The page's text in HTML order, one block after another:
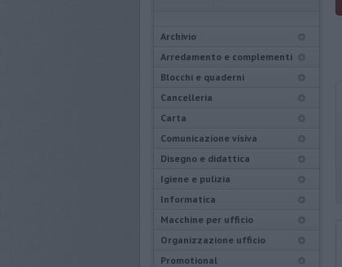
Archivio
Arredamento e complementi
Blocchi e quaderni
Cancelleria
Carta
Comunicazione visiva
Disegno e didattica
Igiene e pulizia
Informatica
Macchine per ufficio
Organizzazione ufficio
Promotional